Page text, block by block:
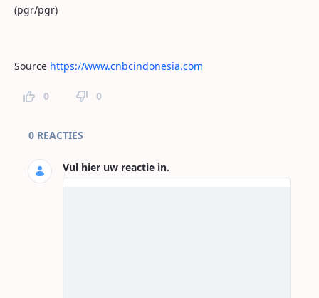
(pgr/pgr)
Source https://www.cnbcindonesia.com
0 0
Paginareacties
0 REACTIES
Vul hier uw reactie in.